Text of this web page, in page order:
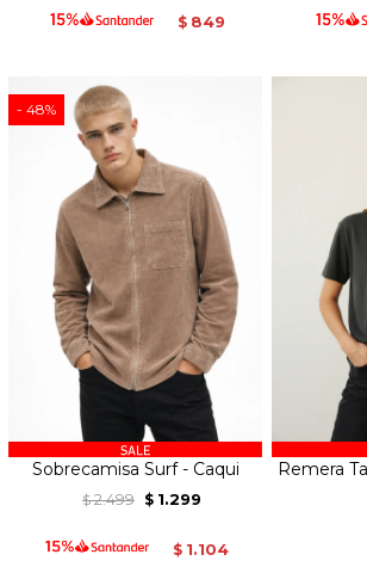
$ 849
48
Sobrecamisa Surf - Caqui
$ 2.499 $ 1.299
$ 1.104
Remera